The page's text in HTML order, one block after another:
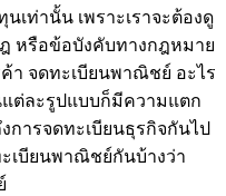
เท่านั้น เพราะเราจะต้องดู
หรือข้อบังคับทางกฎหมาย
ค้า จดทะเบียนพาณิชย์ อะไร
แต่ละรูปแบบก็มีความแตก
การจดทะเบียนธุรกิจกันไป
เบียนพาณิชย์กันบ้างว่า